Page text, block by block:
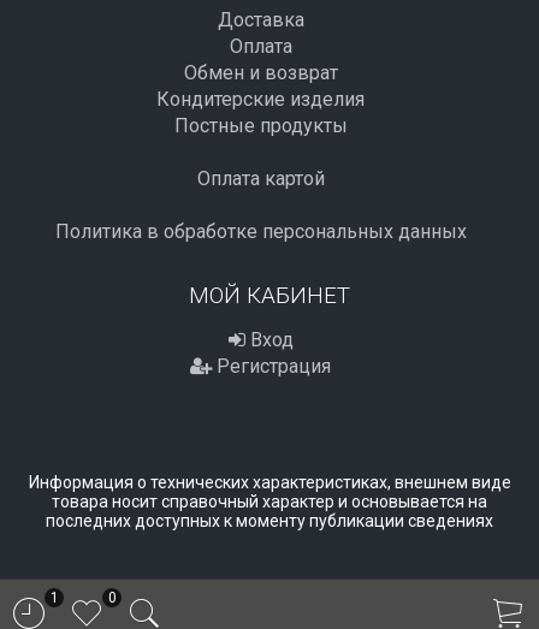
Доставка
Оплата
Обмен и возврат
Кондитерские изделия
Постные продукты
Оплата картой
Политика в обработке персональных данных
МОЙ КАБИНЕТ
Вход
Регистрация
Информация о технических характеристиках, внешнем виде
товара носит справочный характер и основывается на
последних доступных к моменту публикации сведениях
1 0